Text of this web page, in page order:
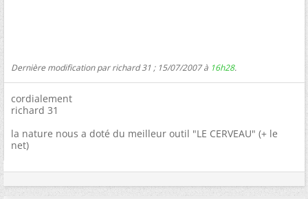
Dernière modification par richard 31 ; 15/07/2007 à 16h28.
cordialement
richard 31
la nature nous a doté du meilleur outil "LE CERVEAU" (+ le
net)